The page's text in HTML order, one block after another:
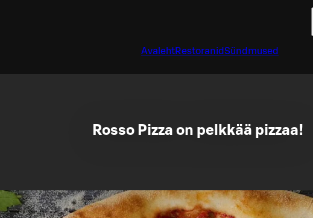
AvalehtRestoranidSündmused
Rosso Pizza on pelkkää pizzaa!